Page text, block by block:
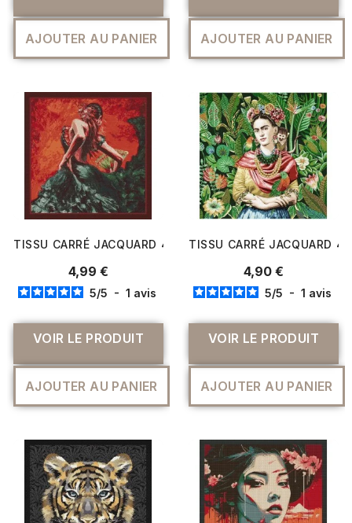
AJOUTER AU PANIER AJOUTER AU PANIER
TISSU CARRÉ JACQUARD 48 X 48 CM DANSEUSE
4,99 €
5/5 - 1 avis
VOIR LE PRODUIT
AJOUTER AU PANIER
TISSU CARRÉ JACQUARD
4,90 €
5/5 - 1 avis
VOIR LE PRODUIT
AJOUTER AU PANIER